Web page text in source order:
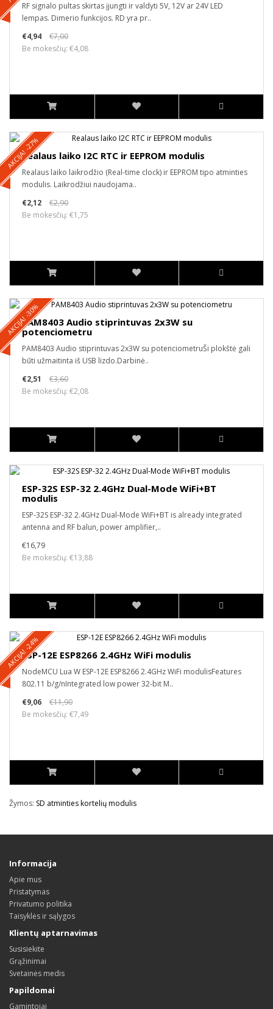
RF signalo pultas skirtas įjungti ir valdyti 5V, 12V ar 24V LED
lempas. Dimerio funkcijos. RD yra pr..
€4,94
€7,00
Be mokesčių: €4,08
AKCIJA! -27%Realaus laiko I2C RTC ir EEPROM modulis
Realaus laiko laikrodžio (Real-time clock) ir EEPROM tipo atminties
modulis. Laikrodžiui naudojama..
€2,12
€2,90
Be mokesčių: €1,75
AKCIJA! -30%PAM8403 Audio stiprintuvas 2x3W su
potenciometru
PAM8403 Audio stiprintuvas 2x3W su potenciometruŠi plokštė gali
būti užmaitinta iš USB lizdo.Darbinė..
€2,51
€3,60
Be mokesčių: €2,08
ESP-32S ESP-32 2.4GHz Dual-Mode WiFi+BT
modulis
ESP-32S ESP-32 2.4GHz Dual-Mode WiFi+BT is already integrated
antenna and RF balun, power amplifier,..
€16,79
Be mokesčių: €13,88
AKCIJA! -24%ESP-12E ESP8266 2.4GHz WiFi modulis
NodeMCU Lua W ESP-12E ESP8266 2.4GHz WiFi modulisFeatures
802.11 b/g/nIntegrated low power 32-bit M..
€9,06
€11,90
Be mokesčių: €7,49
Žymos: SD atminties kortelių modulis
Informacija
Apie mus
Pristatymas
Privatumo politika
Taisyklės ir sąlygos
Klientų aptarnavimas
Susisiekite
Grąžinimai
Svetainės medis
Papildomai
Gamintojai